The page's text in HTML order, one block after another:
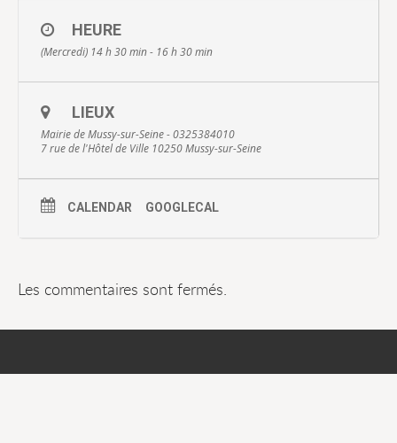
HEURE
(Mercredi) 14 h 30 min - 16 h 30 min
LIEUX
Mairie de Mussy-sur-Seine - 0325384010
7 rue de l'Hôtel de Ville 10250 Mussy-sur-Seine
CALENDAR GOOGLECAL
Les commentaires sont fermés.